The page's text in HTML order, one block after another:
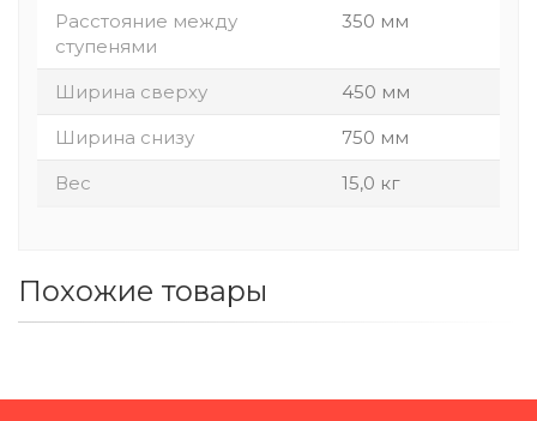
Расстояние между
ступенями
350 мм
Ширина сверху
450 мм
Ширина снизу
750 мм
Вес
15,0 кг
Похожие товары